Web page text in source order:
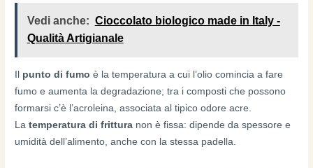
Vedi anche: Cioccolato biologico made in Italy -
Qualità Artigianale
punto di fumo è la temperatura a cui l’olio comincia a fare
fumo e aumenta la degradazione; tra i composti che possono
formarsi c’è l’acroleina, associata al tipico odore acre.
Latemperatura di frittura non è fissa: dipende da spessore e
umidità dell’alimento, anche con la stessa padella.